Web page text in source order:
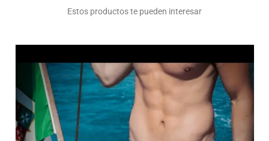
Estos productos te pueden interesar